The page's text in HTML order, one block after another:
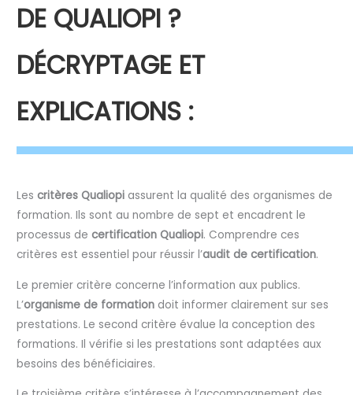
DE QUALIOPI ?
DÉCRYPTAGE ET
EXPLICATIONS :
Lescritères Qualiopi assurent la qualité des organismes de
formation. Ils sont au nombre de sept et encadrent le
processus decertification Qualiopi. Comprendre ces
critères est essentiel pour réussir l’audit de certification.
Le premier critère concerne l’information aux publics.
L’organisme de formation doit informer clairement sur ses
prestations. Le second critère évalue la conception des
formations. Il vérifie si les prestations sont adaptées aux
besoins des bénéficiaires.